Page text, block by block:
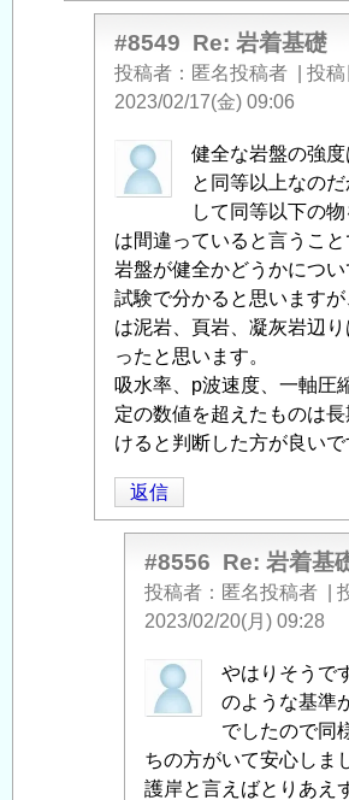
へ
#8549 Re: 岩着基礎
投稿者 匿名投稿者
投
2023/02/17(金) 09:06
匿
名
稿
者
に
よ
る
「Re:
岩
着
礎」
へ
健全な岩盤の強
と同等以上なの
して同等以下の
は間違っていると言うこと
岩盤が健全かどうかにつ
試験で分かると思います
は泥岩、頁岩、凝灰岩辺
ったと思います。
吸水率、p波速度、一軸圧
定の数値を超えたものは
けると判断した方が良いで
返信
#8556 Re: 岩着基
投稿者 匿名投稿者
2023/02/20(月) 09:28
匿
名
稿
者
やはりそうで
のような基準
でしたので同
ちの方がいて安心しま
護岸と言えばとりあえ